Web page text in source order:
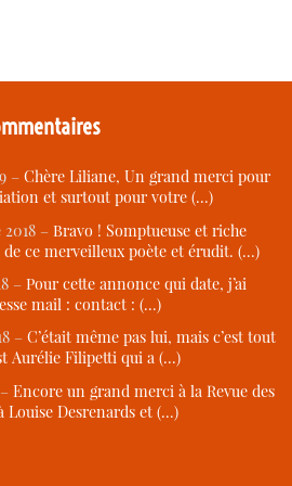
– Chère Liliane, Un grand merci pour
et surtout pour votre (…)
– Bravo ! Somptueuse et riche
ce merveilleux poète et érudit. (…)
– Pour cette annonce qui date, j’ai
mail : contact : (…)
– C’était même pas lui, mais c’est tout
Aurélie Filipetti qui a (…)
Encore un grand merci à la Revue des
Louise Desrenards et (…)